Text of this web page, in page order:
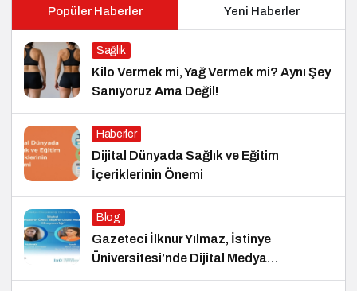
Popüler Haberler Yeni Haberler
Sağlık
Kilo Vermek mi, Yağ Vermek mi? Aynı Şey
Sanıyoruz Ama Değil!
Haberler
Dijital Dünyada Sağlık ve Eğitim
İçeriklerinin Önemi
Blog
Gazeteci İlknur Yılmaz, İstinye
Üniversitesi’nde Dijital Medya
Okuryazarlığı Dersinin Konuğu Oldu